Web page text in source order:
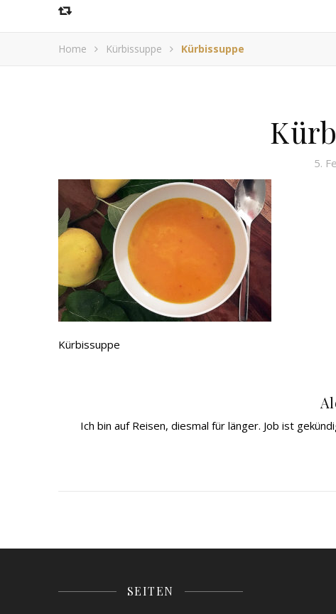
Home Kürbissuppe Kürbissuppe
5.
Kürbissuppe
Ich bin auf Reisen, diesmal für länger. Job ist
SEITEN